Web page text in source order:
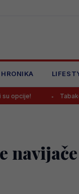
Tabaković
navijače